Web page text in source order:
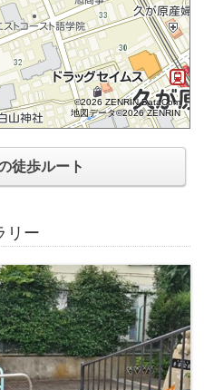
©2026 ZENRIN DataCom
地図データ©2026 ZENRIN
徒歩ルート
リー